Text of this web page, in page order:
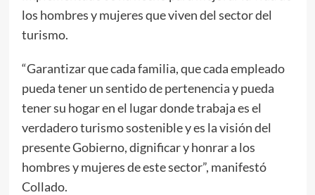
los hombres y mujeres que viven del sector del
turismo.
“Garantizar que cada familia, que cada empleado
pueda tener un sentido de pertenencia y pueda
tener su hogar en el lugar donde trabaja es el
verdadero turismo sostenible y es la visión del
presente Gobierno, dignificar y honrar a los
hombres y mujeres de este sector”, manifestó
Collado.